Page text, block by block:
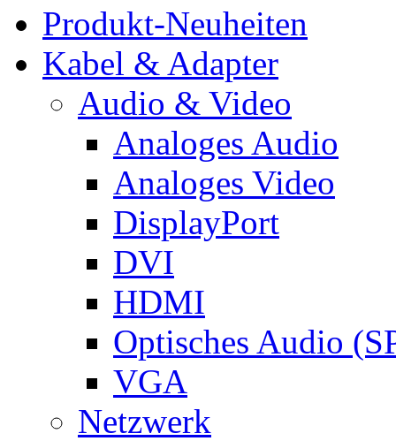
Produkt-Neuheiten
Kabel & Adapter
Audio & Video
Analoges Audio
Analoges Video
DisplayPort
DVI
HDMI
Optisches Audio
VGA
Netzwerk